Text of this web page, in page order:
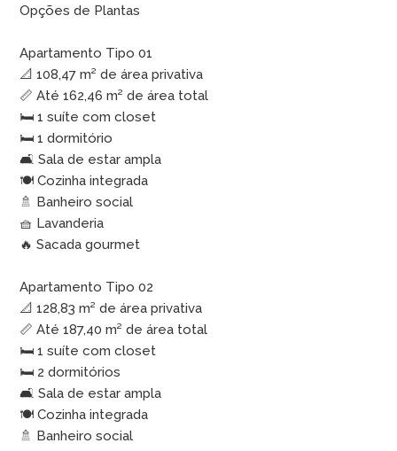
Opções de Plantas
Apartamento Tipo 01
📐 108,47 m² de área privativa
📏 Até 162,46 m² de área total
🛏️ 1 suíte com closet
🛏️ 1 dormitório
🛋️ Sala de estar ampla
🍽️ Cozinha integrada
🚿 Banheiro social
🧺 Lavanderia
🔥 Sacada gourmet
Apartamento Tipo 02
📐 128,83 m² de área privativa
📏 Até 187,40 m² de área total
🛏️ 1 suíte com closet
🛏️ 2 dormitórios
🛋️ Sala de estar ampla
🍽️ Cozinha integrada
🚿 Banheiro social